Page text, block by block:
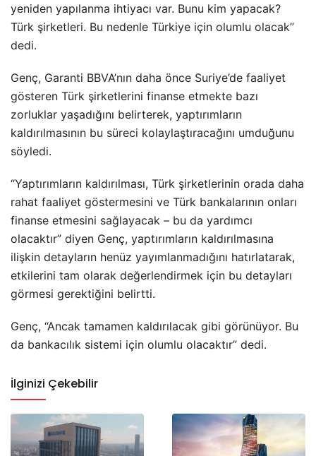
yeniden yapılanma ihtiyacı var. Bunu kim yapacak?
Türk şirketleri. Bu nedenle Türkiye için olumlu olacak”
dedi.
Genç, Garanti BBVA’nın daha önce Suriye’de faaliyet
gösteren Türk şirketlerini finanse etmekte bazı
zorluklar yaşadığını belirterek, yaptırımların
kaldırılmasının bu süreci kolaylaştıracağını umduğunu
söyledi.
“Yaptırımların kaldırılması, Türk şirketlerinin orada daha
rahat faaliyet göstermesini ve Türk bankalarının onları
finanse etmesini sağlayacak – bu da yardımcı
olacaktır” diyen Genç, yaptırımların kaldırılmasına
ilişkin detayların henüz yayımlanmadığını hatırlatarak,
etkilerini tam olarak değerlendirmek için bu detayları
görmesi gerektiğini belirtti.
Genç, “Ancak tamamen kaldırılacak gibi görünüyor. Bu
da bankacılık sistemi için olumlu olacaktır” dedi.
İlginizi Çekebilir